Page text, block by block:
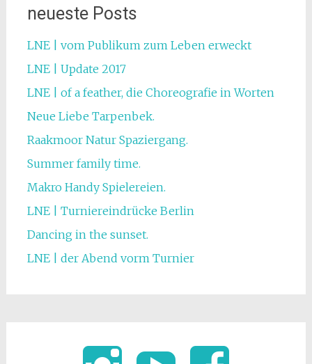
neueste Posts
LNE | vom Publikum zum Leben erweckt
LNE | Update 2017
LNE | of a feather, die Choreografie in Worten
Neue Liebe Tarpenbek.
Raakmoor Natur Spaziergang.
Summer family time.
Makro Handy Spielereien.
LNE | Turniereindrücke Berlin
Dancing in the sunset.
LNE | der Abend vorm Turnier